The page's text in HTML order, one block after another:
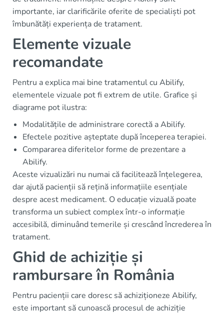
importante, iar clarificările oferite de specialiști pot
îmbunătăți experiența de tratament.
Elemente vizuale
recomandate
Pentru a explica mai bine tratamentul cu Abilify,
elementele vizuale pot fi extrem de utile. Grafice și
diagrame pot ilustra:
Modalitățile de administrare corectă a Abilify.
Efectele pozitive așteptate după începerea terapiei.
Compararea diferitelor forme de prezentare a
Abilify.
Aceste vizualizări nu numai că facilitează înțelegerea,
dar ajută pacienții să rețină informațiile esențiale
despre acest medicament. O educație vizuală poate
transforma un subiect complex într-o informație
accesibilă, diminuând temerile și crescând încrederea în
tratament.
Ghid de achiziție și
rambursare în România
Pentru pacienții care doresc să achiziționeze Abilify,
este important să cunoască procesul de achiziție